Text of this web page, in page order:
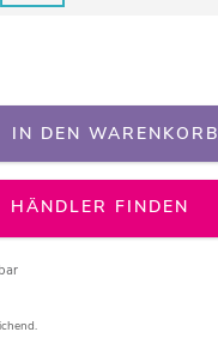
IN DEN WARENKORB
HÄNDLER FINDEN